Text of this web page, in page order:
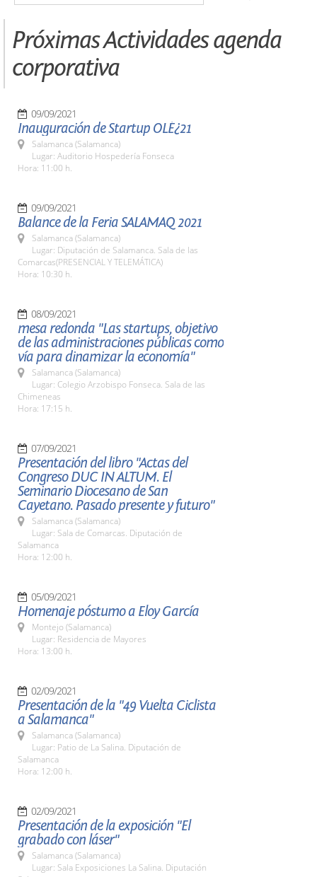
Próximas Actividades agenda
corporativa
09/09/2021
Inauguración de Startup OLÉ¿21
Salamanca (Salamanca)
Lugar: Auditorio Hospedería Fonseca
Hora: 11:00 h.
09/09/2021
Balance de la Feria SALAMAQ 2021
Salamanca (Salamanca)
Lugar: Diputación de Salamanca. Sala de las
Comarcas(PRESENCIAL Y TELEMÁTICA)
Hora: 10:30 h.
08/09/2021
mesa redonda "Las startups, objetivo
de las administraciones públicas como
vía para dinamizar la economía"
Salamanca (Salamanca)
Lugar: Colegio Arzobispo Fonseca. Sala de las
Chimeneas
Hora: 17:15 h.
07/09/2021
Presentación del libro "Actas del
Congreso DUC IN ALTUM. El
Seminario Diocesano de San
Cayetano. Pasado presente y futuro"
Salamanca (Salamanca)
Lugar: Sala de Comarcas. Diputación de
Salamanca
Hora: 12:00 h.
05/09/2021
Homenaje póstumo a Eloy García
Montejo (Salamanca)
Lugar: Residencia de Mayores
Hora: 13:00 h.
02/09/2021
Presentación de la "49 Vuelta Ciclista
a Salamanca"
Salamanca (Salamanca)
Lugar: Patio de La Salina. Diputación de
Salamanca
Hora: 12:00 h.
02/09/2021
Presentación de la exposición "El
grabado con láser"
Salamanca (Salamanca)
Lugar: Sala Exposiciones La Salina. Diputación